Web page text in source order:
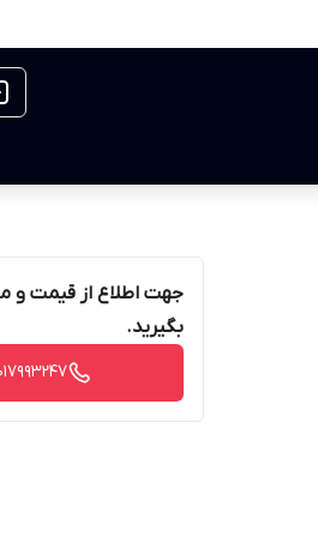
جهت اطلاع از قیمت و
بگیرید.